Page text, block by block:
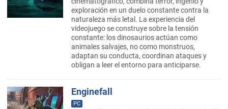
exploración en un duelo constante contra la
naturaleza más letal. La experiencia del
videojuego se construye sobre la tensión
constante: los dinosaurios actúan como
animales salvajes, no como monstruos,
adaptan su conducta, coordinan ataques y
obligan a leer el entorno para anticiparse.
Enginefall
PC